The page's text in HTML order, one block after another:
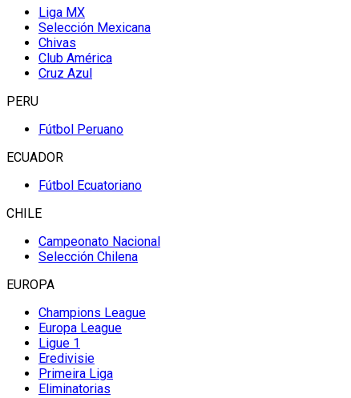
Liga MX
Selección Mexicana
Chivas
Club América
Cruz Azul
PERU
Fútbol Peruano
ECUADOR
Fútbol Ecuatoriano
CHILE
Campeonato Nacional
Selección Chilena
EUROPA
Champions League
Europa League
Ligue 1
Eredivisie
Primeira Liga
Eliminatorias